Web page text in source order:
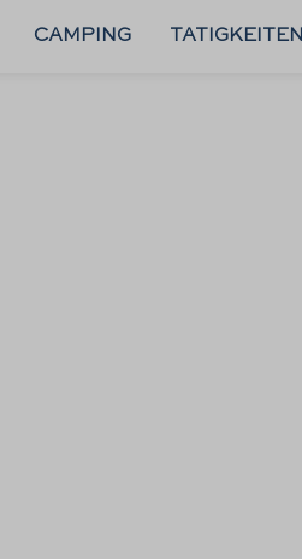
CAMPING TATIGKEITEN